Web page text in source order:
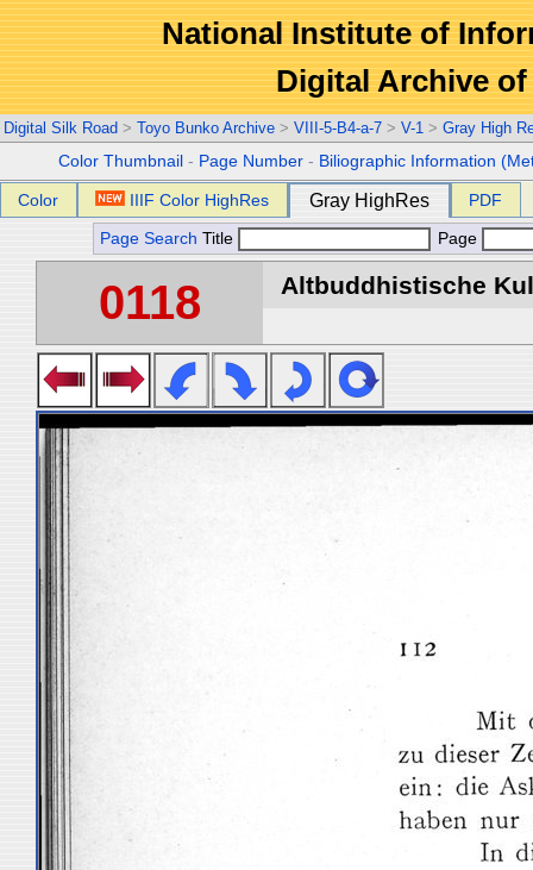
National Institute of
Digital Archive
Digital Silk Road > Toyo Bunko Archive > VIII-5-B4-a-7 > V-1 > Gray High
Color Thumbnail - Page Number - Biliographic Information
Color IIIF Color HighRes Gray HighRes PDF
Page Search Title Page
0118 Altbuddhistische